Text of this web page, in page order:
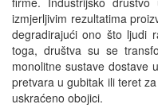
izmjerljivim rezultatima
degradirajući ono što ljudi
toga, društva su se
monolitne sustave dostave
pretvara u gubitak ili teret
uskraćeno obojici.